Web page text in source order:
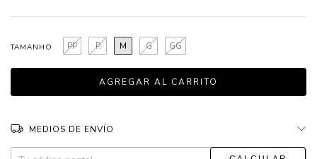
TAMANHO GG
G
M
P
PP
MEDIOS DE ENVÍO
Entregas para el CP:
CAMBIAR CP